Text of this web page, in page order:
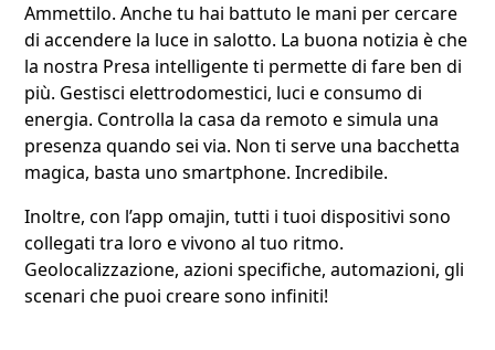
Ammettilo. Anche tu hai battuto le mani per cercare
di accendere la luce in salotto. La buona notizia è che
la nostra Presa intelligente ti permette di fare ben di
più. Gestisci elettrodomestici, luci e consumo di
energia. Controlla la casa da remoto e simula una
presenza quando sei via. Non ti serve una bacchetta
magica, basta uno smartphone. Incredibile.
Inoltre, con l’app omajin, tutti i tuoi dispositivi sono
collegati tra loro e vivono al tuo ritmo.
Geolocalizzazione, azioni specifiche, automazioni, gli
scenari che puoi creare sono infiniti!